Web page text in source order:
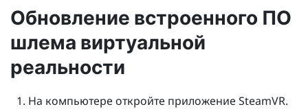
Обновление встроенного ПО
шлема виртуальной
реальности
На компьютере откройте приложение SteamVR.